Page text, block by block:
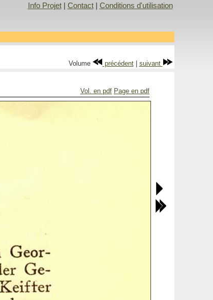
Info Projet| Contact| Conditions d'utilisation
Volume précédent| suivant
Vol. en pdf Page en pdf